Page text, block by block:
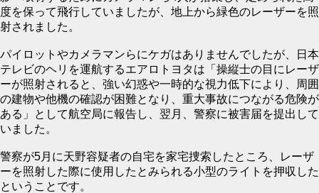
度を保って飛行していましたが、地上から緑色のレーザーを照
射されました。
パイロットやカメラマンらにケガはありませんでしたが、日本
テレビのヘリを運航するエアロトヨタは「操縦士の目にレーザ
ーが照射されると、強い幻惑や一時的な視力低下により、周囲
の建物や他機の確認が困難となり、重大事故につながる危険が
ある」として航空局に報告し、翌月、警察に被害届を提出して
いました。
警察が5月に天野容疑者の自宅を家宅捜索したところ、レーザ
ーを照射した際に使用したとみられる小型のライトを押収した
ということです。